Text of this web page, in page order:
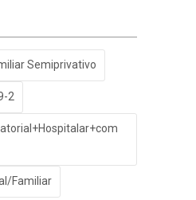
Semiprivativo
2
Familiar